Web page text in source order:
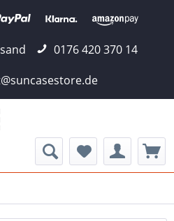
0176 420 370 14